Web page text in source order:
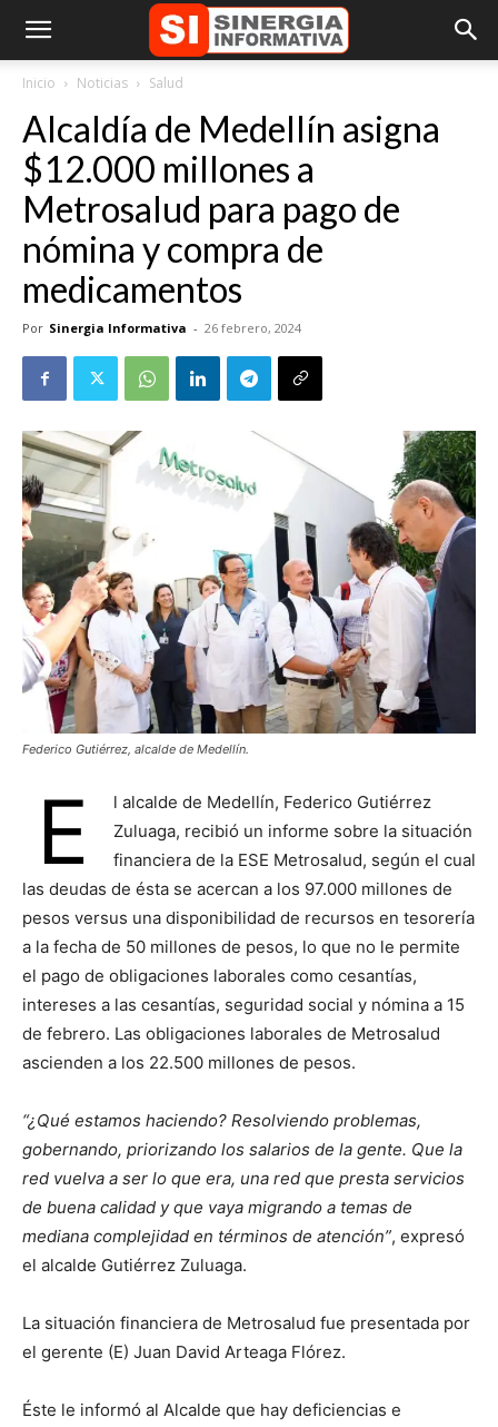
Inicio Noticias Salud
Alcaldía de Medellín asigna
$12.000 millones a
Metrosalud para pago de
nómina y compra de
medicamentos
Por Sinergia Informativa - 26 febrero, 2024
Federico Gutiérrez, alcalde de Medellín.
E
l alcalde de Medellín, Federico Gutiérrez
Zuluaga, recibió un informe sobre la situación
financiera de la ESE Metrosalud, según el cual
las deudas de ésta se acercan a los 97.000 millones de
pesos versus una disponibilidad de recursos en tesorería
a la fecha de 50 millones de pesos, lo que no le permite
el pago de obligaciones laborales como cesantías,
intereses a las cesantías, seguridad social y nómina a 15
de febrero. Las obligaciones laborales de Metrosalud
ascienden a los 22.500 millones de pesos.
“¿Qué estamos haciendo? Resolviendo problemas,
gobernando, priorizando los salarios de la gente. Que la
red vuelva a ser lo que era, una red que presta servicios
de buena calidad y que vaya migrando a temas de
mediana complejidad en términos de atención”, expresó
el alcalde Gutiérrez Zuluaga.
La situación financiera de Metrosalud fue presentada por
el gerente (E) Juan David Arteaga Flórez.
Éste le informó al Alcalde que hay deficiencias e